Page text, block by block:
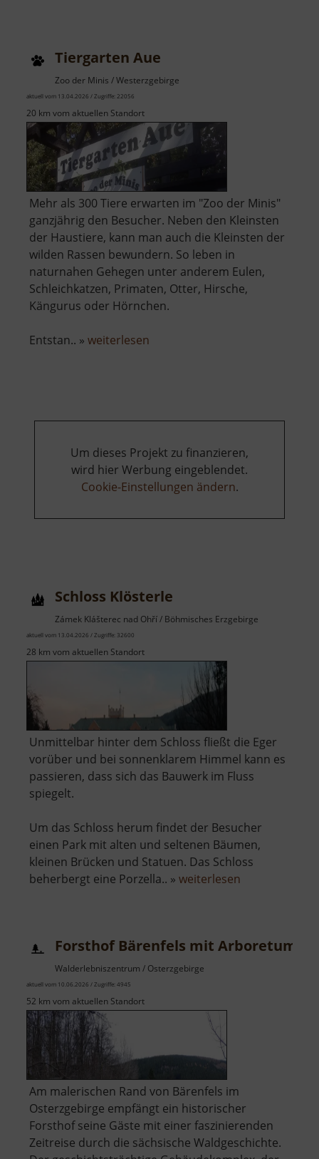
Tiergarten Aue
Zoo der Minis / Westerzgebirge
aktuell vom 13.04.2026 / Zugriffe: 22056
20 km vom aktuellen Standort
Mehr als 300 Tiere erwarten im "Zoo der Minis"
ganzjährig den Besucher. Neben den Kleinsten
der Haustiere, kann man auch die Kleinsten der
wilden Rassen bewundern. So leben in
naturnahen Gehegen unter anderem Eulen,
Schleichkatzen, Primaten, Otter, Hirsche,
Kängurus oder Hörnchen.
Entstan.. » weiterlesen
Um dieses Projekt zu finanzieren,
wird hier Werbung eingeblendet.
Cookie-Einstellungen ändern.
Schloss Klösterle
Zámek Klášterec nad Ohří / Böhmisches Erzgebirge
aktuell vom 13.04.2026 / Zugriffe: 32600
28 km vom aktuellen Standort
Unmittelbar hinter dem Schloss fließt die Eger
vorüber und bei sonnenklarem Himmel kann es
passieren, dass sich das Bauwerk im Fluss
spiegelt.
Um das Schloss herum findet der Besucher
einen Park mit alten und seltenen Bäumen,
kleinen Brücken und Statuen. Das Schloss
beherbergt eine Porzella.. » weiterlesen
Forsthof Bärenfels mit Arboretum
Walderlebniszentrum / Osterzgebirge
aktuell vom 10.06.2026 / Zugriffe: 4945
52 km vom aktuellen Standort
Am malerischen Rand von Bärenfels im
Osterzgebirge empfängt ein historischer
Forsthof seine Gäste mit einer faszinierenden
Zeitreise durch die sächsische Waldgeschichte.